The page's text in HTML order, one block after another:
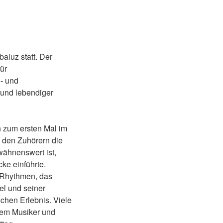
statt. Der
und
lebendiger
ersten Mal im
Zuhörern die
ist,
einführte.
das
und seiner
Erlebnis. Viele
Musiker und